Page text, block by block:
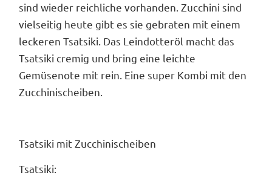
sind wieder reichliche vorhanden. Zucchini sind
vielseitig heute gibt es sie gebraten mit einem
leckeren Tsatsiki. Das Leindotteröl macht das
Tsatsiki cremig und bring eine leichte
Gemüsenote mit rein. Eine super Kombi mit den
Zucchinischeiben.
Tsatsiki mit Zucchinischeiben
Tsatsiki: